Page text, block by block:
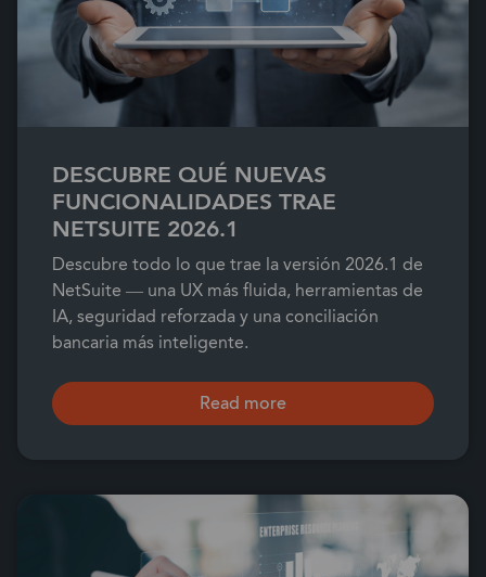
DESCUBRE QUÉ NUEVAS
FUNCIONALIDADES TRAE
NETSUITE 2026.1
Descubre todo lo que trae la versión 2026.1 de
NetSuite — una UX más fluida, herramientas de
IA, seguridad reforzada y una conciliación
bancaria más inteligente.
Read more